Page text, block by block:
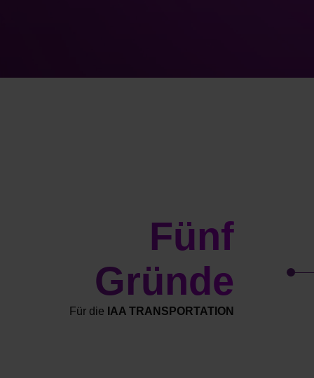
Fünf
Gründe
Für die IAA TRANSPORTATION